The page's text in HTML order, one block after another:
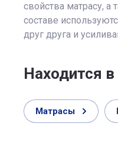
свойства матрасу, а
составе
друг друга и
Находится
Матрасы